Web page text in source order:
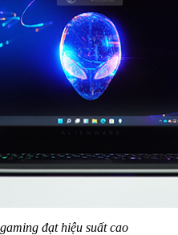
đạt hiệu suất cao